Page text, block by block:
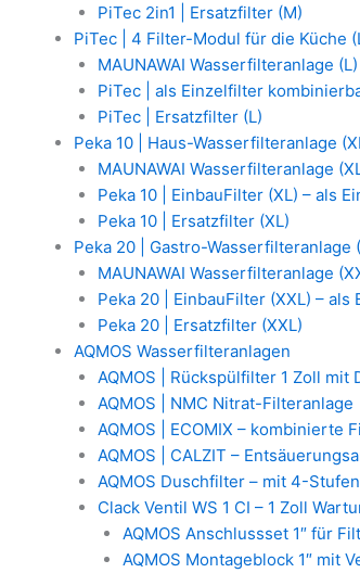
PiTec 2in1 | Ersatzfilter (M)
PiTec | 4 Filter-Modul für die Küche
MAUNAWAI Wasserfilteranlage
PiTec | als Einzelfilter
PiTec | Ersatzfilter (L)
Peka 10 | Haus-Wasserfilteranlage
MAUNAWAI Wasserfilteranlage
Peka 10 | EinbauFilter (XL) – als
Peka 10 | Ersatzfilter (XL)
Peka 20 | Gastro-Wasserfilteranlage
MAUNAWAI Wasserfilteranlage
Peka 20 | EinbauFilter (XXL) –
Peka 20 | Ersatzfilter (XXL)
AQMOS Wasserfilteranlagen
AQMOS | Rückspülfilter 1 Zoll
AQMOS | NMC Nitrat-Filteranlage
AQMOS | ECOMIX – kombinierte
AQMOS | CALZIT –
AQMOS Duschfilter – mit 4-
Clack Ventil WS 1 CI – 1 Zoll
AQMOS Anschlussset 1″ für
AQMOS Montageblock 1″ mit